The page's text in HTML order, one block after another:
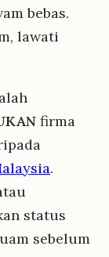
bebas.
lawati
firma
.
status
sebelum